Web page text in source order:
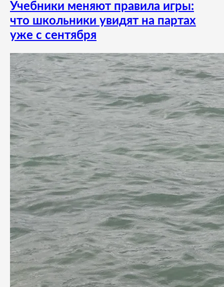
Учебники меняют правила игры:
что школьники увидят на партах
уже с сентября